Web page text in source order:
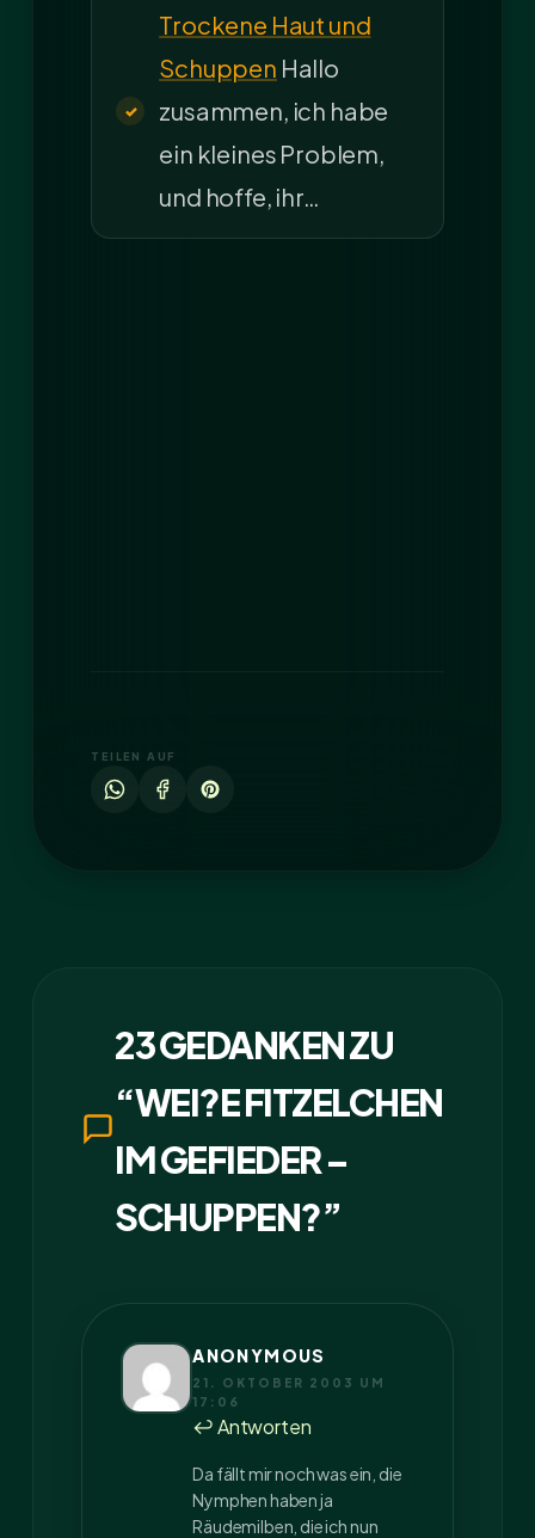
Trockene Haut und
Schuppen Hallo
zusammen, ich habe
ein kleines Problem,
und hoffe, ihr…
TEILEN AUF
23 GEDANKEN ZU
“WEI?E FITZELCHEN
IM GEFIEDER –
SCHUPPEN?”
ANONYMOUS
21. OKTOBER 2003 UM
17:06
↩ Antworten
Da fällt mir noch was ein, die
Nymphen haben ja
Räudemilben, die ich nun